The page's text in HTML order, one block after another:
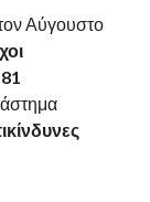
Αύγουστο